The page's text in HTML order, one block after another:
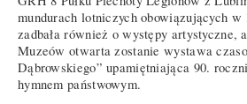
mundurach lotniczych obowiązujących w
zadbała również o występy artystyczne,
Muzeów otwarta zostanie wystawa
Dąbrowskiego” upamiętniająca 90.
hymnem państwowym.